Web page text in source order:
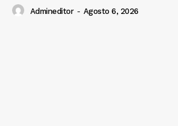
Admineditor - Agosto 6, 2026